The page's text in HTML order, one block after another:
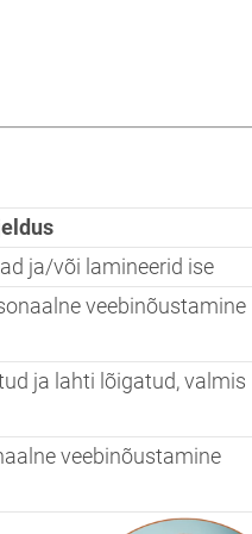
ja/või lamineerid ise
veebinõustamine
ja lahti lõigatud, valmis
veebinõustamine